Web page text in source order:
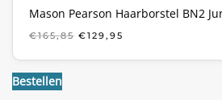
Mason Pearson Haarborstel BN2
€165,85 OORSPRONKELIJKE
WAS:
€129,95
IS:
Bestellen